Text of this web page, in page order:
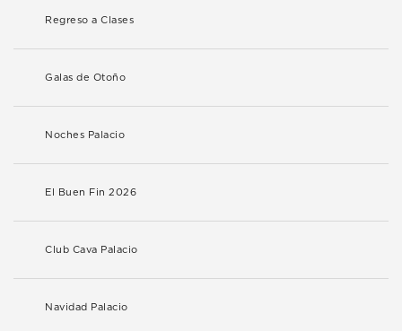
Regreso a Clases
Galas de Otoño
Noches Palacio
El Buen Fin 2026
Club Cava Palacio
Navidad Palacio